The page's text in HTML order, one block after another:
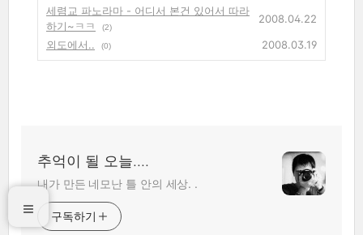
세렴교 파노라마 - 어디서 본건 있어서 따라
하기~ㅋㅋ
(2)
2008.04.22
외도에서..
(0) 2008.03.19
추억이 될 오늘....
내가 만든 네모난 틀 안의 세상. .
구독하기